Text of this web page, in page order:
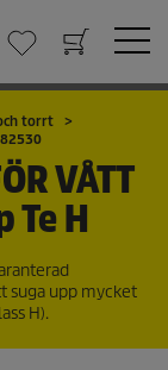
torrt
VÅTT
Te H
suga upp mycket
H).